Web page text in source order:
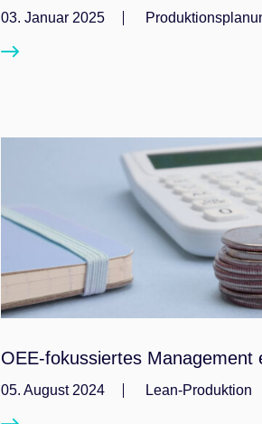
03. Januar 2025
OEE-fokussiertes Management
05. August 2024 Lean-Produktion